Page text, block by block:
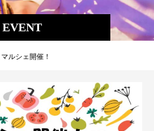
EVENT
ルシェ開催！